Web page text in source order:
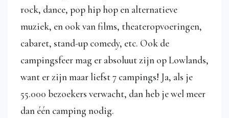
rock, dance, pop hip hop en alternatieve
muziek, en ook van films, theateropvoeringen,
cabaret, stand-up comedy, etc. Ook de
campingsfeer mag er absoluut zijn op Lowlands,
want er zijn maar liefst 7 campings! Ja, als je
55.000 bezoekers verwacht, dan heb je wel meer
dan één camping nodig.